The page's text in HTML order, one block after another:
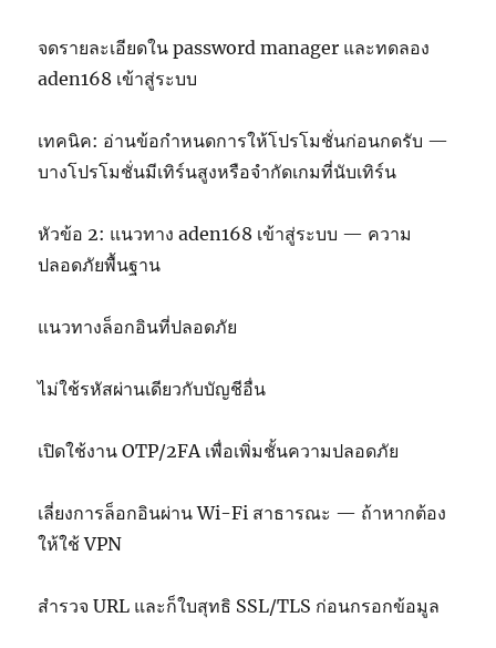
จดรายละเอียดใน password manager และทดลอง
aden168 เข้าสู่ระบบ
เทคนิค: อ่านข้อกำหนดการให้โปรโมชั่นก่อนกดรับ —
บางโปรโมชั่นมีเทิร์นสูงหรือจำกัดเกมที่นับเทิร์น
หัวข้อ 2: แนวทาง aden168 เข้าสู่ระบบ — ความ
ปลอดภัยพื้นฐาน
แนวทางล็อกอินที่ปลอดภัย
ไม่ใช้รหัสผ่านเดียวกับบัญชีอื่น
เปิดใช้งาน OTP/2FA เพื่อเพิ่มชั้นความปลอดภัย
เลี่ยงการล็อกอินผ่าน Wi-Fi สาธารณะ — ถ้าหากต้อง
ให้ใช้ VPN
สำรวจ URL และก็ใบสุทธิ SSL/TLS ก่อนกรอกข้อมูล